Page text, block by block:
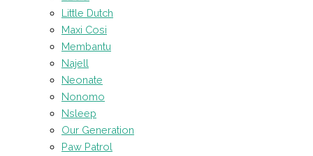
Little Dutch
Maxi Cosi
Membantu
Najell
Neonate
Nonomo
Nsleep
Our Generation
Paw Patrol